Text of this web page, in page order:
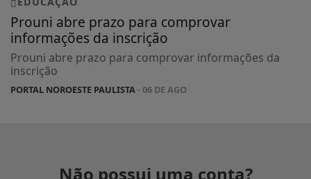
Prouni abre prazo para comprovar
informações da inscrição
Prouni abre prazo para comprovar informações da
inscrição
PORTAL NOROESTE PAULISTA- 06 DE AGO
Não possui uma conta?